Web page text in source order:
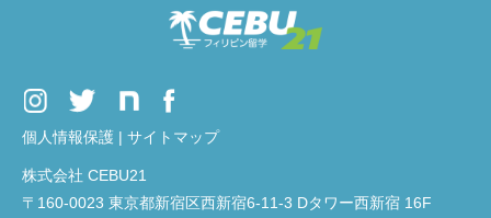
個人情報保護 | サイトマップ
株式会社 CEBU21
〒160-0023 東京都新宿区西新宿6-11-3 Dタワー西新宿 16F